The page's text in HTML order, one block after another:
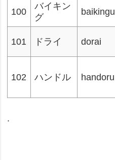
100
バイキン
グ
baikingu
101 ドライ dorai
102 ハンドル handoru
.